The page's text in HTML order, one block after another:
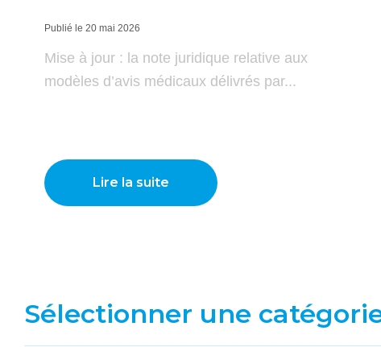
Publié le 20 mai 2026
Mise à jour : la note juridique relative aux
modèles d’avis médicaux délivrés par...
Lire la suite
Sélectionner une